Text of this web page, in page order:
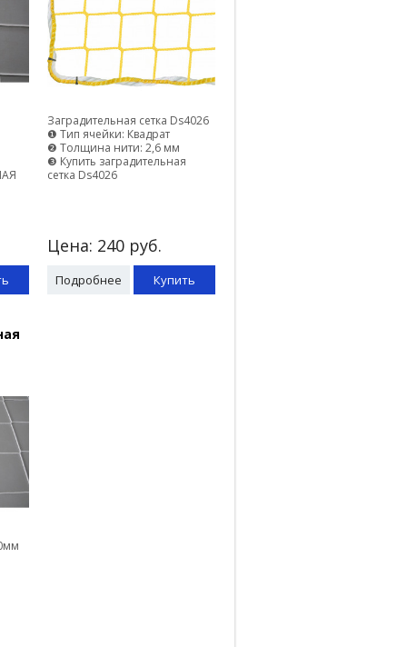
Заградительная сетка Ds4026
❶ Тип ячейки: Квадрат
❷ Толщина нити: 2,6 мм
❸ Купить заградительная
сетка Ds4026
Цена: 240 руб.
Подробнее Купить